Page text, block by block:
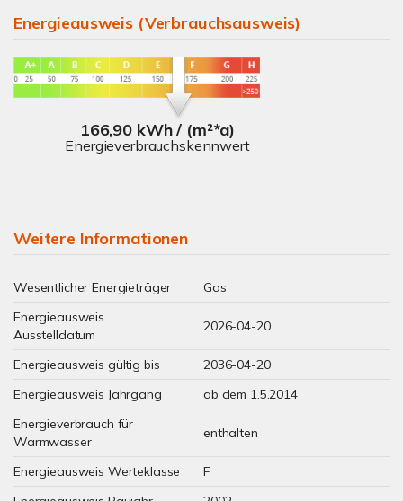
Energieausweis (Verbrauchsausweis)
166,90 kWh / (m²*a)
Energieverbrauchskennwert
Weitere Informationen
Wesentlicher Energieträger
Gas
Energieausweis
Ausstelldatum
2026-04-20
Energieausweis gültig bis
2036-04-20
Energieausweis Jahrgang
ab dem 1.5.2014
Energieverbrauch für
Warmwasser
enthalten
Energieausweis Werteklasse
F